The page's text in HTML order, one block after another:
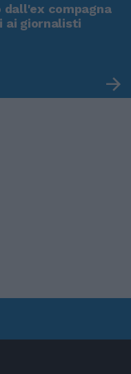
dall'ex compagna
ai giornalisti